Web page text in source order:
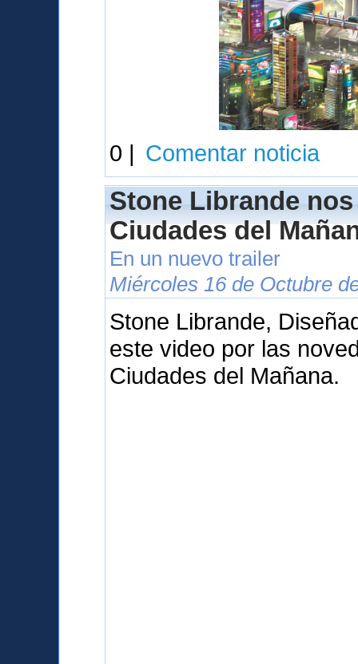
0 | Comentar noticia
Stone Librande
Ciudades del
En un nuevo trailer
Miércoles 16 de Octubre
Stone Librande,
este video por las
Ciudades del Mañana.